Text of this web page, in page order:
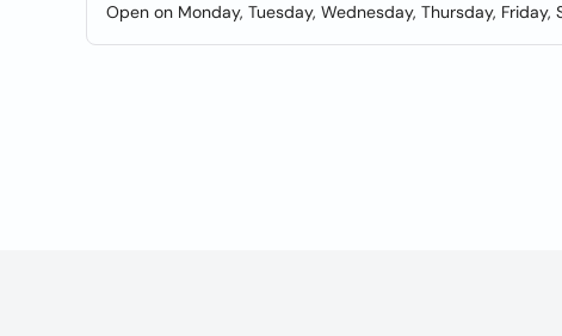
Open on Monday, Tuesday, Wednesday, Thursday, Friday,